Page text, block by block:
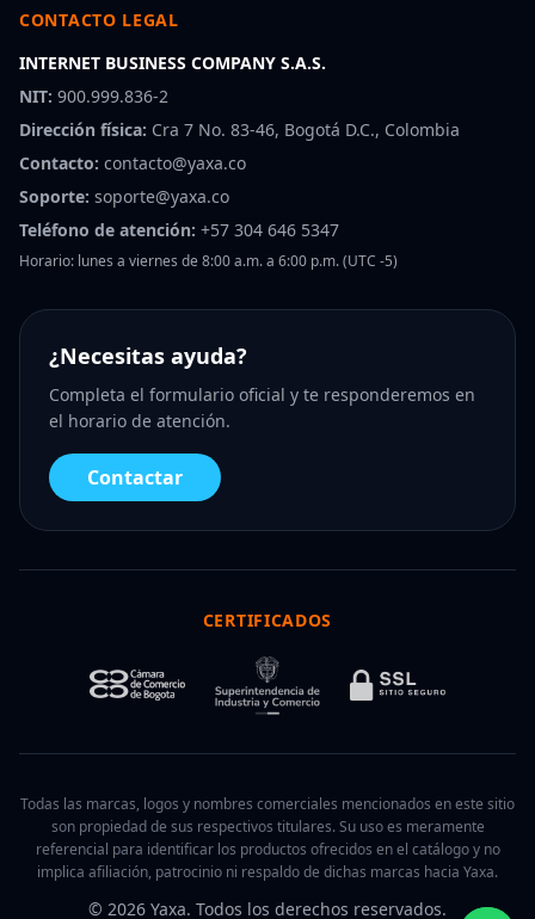
CONTACTO LEGAL
INTERNET BUSINESS COMPANY S.A.S.
NIT: 900.999.836-2
Dirección física: Cra 7 No. 83-46, Bogotá D.C., Colombia
Contacto: contacto@yaxa.co
Soporte: soporte@yaxa.co
Teléfono de atención: +57 304 646 5347
Horario: lunes a viernes de 8:00 a.m. a 6:00 p.m. (UTC -5)
¿Necesitas ayuda?
Completa el formulario oficial y te responderemos en
el horario de atención.
Contactar
CERTIFICADOS
Todas las marcas, logos y nombres comerciales mencionados en este sitio
son propiedad de sus respectivos titulares. Su uso es meramente
referencial para identificar los productos ofrecidos en el catálogo y no
implica afiliación, patrocinio ni respaldo de dichas marcas hacia Yaxa.
© 2026 Yaxa. Todos los derechos reservados.